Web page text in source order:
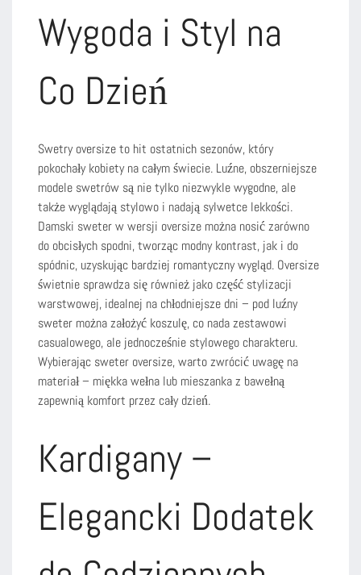
Wygoda i Styl na
Co Dzień
Swetry oversize to hit ostatnich sezonów, który
pokochały kobiety na całym świecie. Luźne, obszerniejsze
modele swetrów są nie tylko niezwykle wygodne, ale
także wyglądają stylowo i nadają sylwetce lekkości.
Damski sweter w wersji oversize można nosić zarówno
do obcisłych spodni, tworząc modny kontrast, jak i do
spódnic, uzyskując bardziej romantyczny wygląd. Oversize
świetnie sprawdza się również jako część stylizacji
warstwowej, idealnej na chłodniejsze dni – pod luźny
sweter można założyć koszulę, co nada zestawowi
casualowego, ale jednocześnie stylowego charakteru.
Wybierając sweter oversize, warto zwrócić uwagę na
materiał – miękka wełna lub mieszanka z bawełną
zapewnią komfort przez cały dzień.
Kardigany –
Elegancki Dodatek